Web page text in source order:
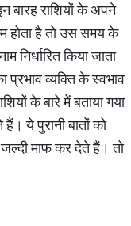
बारह राशियों के अपने
होता है तो उस समय के
निर्धारित किया जाता
प्रभाव व्यक्ति के स्वभाव
के बारे में बताया गया
ये पुरानी बातों को
माफ कर देते हैं। तो